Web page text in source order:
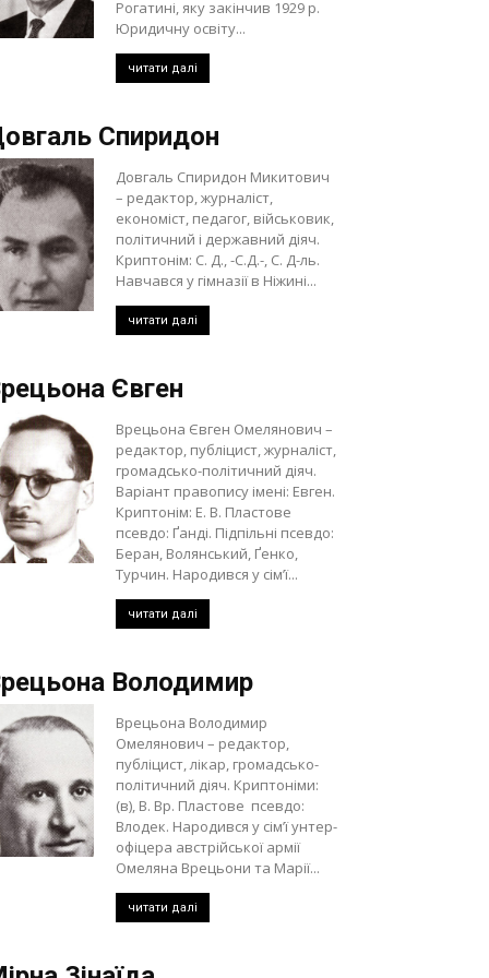
Рогатині, яку закінчив 1929 р.
Юридичну освіту...
читати далі
Спиридон
Довгаль Спиридон Микитович
– редактор, журналіст,
економіст, педагог, військовик,
політичний і державний діяч.
Криптонім: С. Д., -С.Д.-, С. Д-ль.
Навчався у гімназії в Ніжині...
читати далі
Євген
Врецьона Євген Омелянович –
редактор, публіцист, журналіст,
громадсько-політичний діяч.
Варіант правопису імені: Евген.
Криптонім: Е. В. Пластове
псевдо: Ґанді. Підпільні псевдо:
Беран, Волянський, Ґенко,
Турчин. Народився у сім’ї...
читати далі
Володимир
Врецьона Володимир
Омелянович – редактор,
публіцист, лікар, громадсько-
політичний діяч. Криптоніми:
(в), В. Вр. Пластове псевдо:
Влодек. Народився у сім’ї унтер-
офіцера австрійської армії
Омеляна Врецьони та Марії...
читати далі